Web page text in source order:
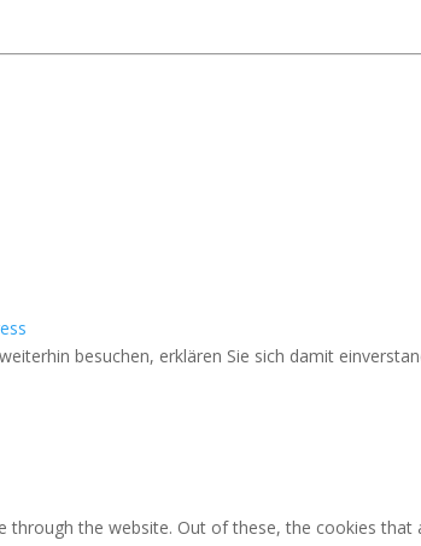
besuchen, erklären Sie sich damit
the website. Out of these, the cookies